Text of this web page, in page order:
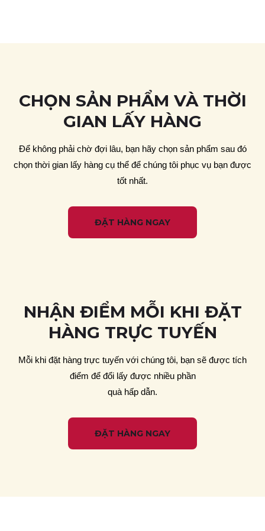
CHỌN SẢN PHẨM VÀ THỜI
GIAN LẤY HÀNG
Ðể không phải chờ đợi lâu, bạn hãy chọn sản phẩm sau đó
chọn thời gian lấy hàng cụ thể để chúng tôi phục vụ bạn được
tốt nhất.
ĐẶT HÀNG NGAY
NHẬN ÐIỂM MỖI KHI ÐẶT
HÀNG TRỰC TUYẾN
Mỗi khi đặt hàng trực tuyến với chúng tôi, bạn sẽ được tích
điểm để đổi lấy được nhiều phần
quà hấp dẫn.
ĐẶT HÀNG NGAY